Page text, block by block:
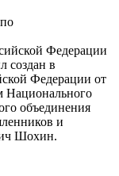
Федерации
создан в
Федерации от
Национального
объединения
и
Шохин.